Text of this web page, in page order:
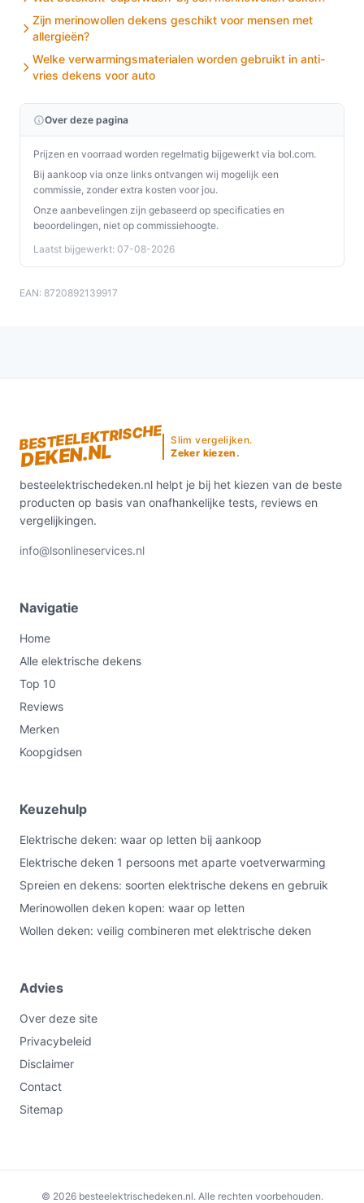
Zijn merinowollen dekens geschikt voor mensen met
allergieën?
Welke verwarmingsmaterialen worden gebruikt in anti-
vries dekens voor auto
Over deze pagina
Prijzen en voorraad worden regelmatig bijgewerkt via bol.com.
Bij aankoop via onze links ontvangen wij mogelijk een
commissie, zonder extra kosten voor jou.
Onze aanbevelingen zijn gebaseerd op specificaties en
beoordelingen, niet op commissiehoogte.
Laatst bijgewerkt: 07-08-2026
EAN: 8720892139917
€38,95 Bekijk op bol.com
BESTEELEKTRISCHE
DEKEN.NL
Slim vergelijken.
Zeker kiezen.
besteelektrischedeken.nl helpt je bij het kiezen van de beste
producten op basis van onafhankelijke tests, reviews en
vergelijkingen.
info@lsonlineservices.nl
Navigatie
Home
Alle elektrische dekens
Top 10
Reviews
Merken
Koopgidsen
Keuzehulp
Elektrische deken: waar op letten bij aankoop
Elektrische deken 1 persoons met aparte voetverwarming
Spreien en dekens: soorten elektrische dekens en gebruik
Merinowollen deken kopen: waar op letten
Wollen deken: veilig combineren met elektrische deken
Advies
Over deze site
Privacybeleid
Disclaimer
Contact
Sitemap
© 2026 besteelektrischedeken.nl. Alle rechten voorbehouden.